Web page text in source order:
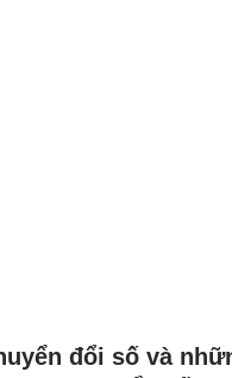
đổi số và